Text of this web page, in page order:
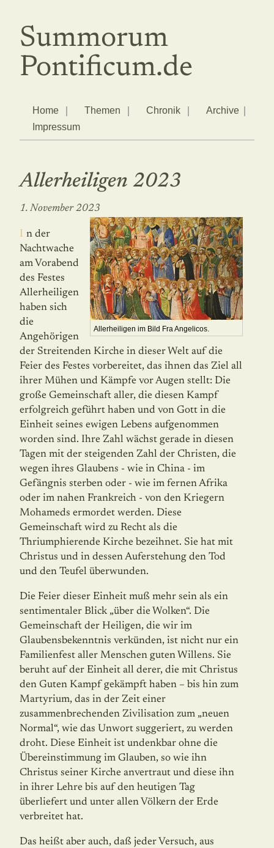
Summorum
Pontificum.de
Home Themen Chronik
Archive
Impressum
Allerheiligen 2023
1. November 2023
Allerheiligen im Bild Fra Angelicos.
In der
Nachtwache
am Vorabend
des Festes
Allerheiligen
haben sich
die
Angehörigen
der Streitenden Kirche in dieser Welt auf die
Feier des Festes vorbereitet, das ihnen das Ziel all
ihrer Mühen und Kämpfe vor Augen stellt: Die
große Gemeinschaft aller, die diesen Kampf
erfolgreich geführt haben und von Gott in die
Einheit seines ewigen Lebens aufgenommen
worden sind. Ihre Zahl wächst gerade in diesen
Tagen mit der steigenden Zahl der Christen, die
wegen ihres Glaubens - wie in China - im
Gefängnis sterben oder - wie im fernen Afrika
oder im nahen Frankreich - von den Kriegern
Mohameds ermordet werden. Diese
Gemeinschaft wird zu Recht als die
Thriumphierende Kirche bezeihnet. Sie hat mit
Christus und in dessen Auferstehung den Tod
und den Teufel überwunden.
Die Feier dieser Einheit muß mehr sein als ein
sentimentaler Blick „über die Wolken“. Die
Gemeinschaft der Heiligen, die wir im
Glaubensbekenntnis verkünden, ist nicht nur ein
Familienfest aller Menschen guten Willens. Sie
beruht auf der Einheit all derer, die mit Christus
den Guten Kampf gekämpft haben – bis hin zum
Martyrium, das in der Zeit einer
zusammenbrechenden Zivilisation zum „neuen
Normal“, wie das Unwort suggeriert, zu werden
droht. Diese Einheit ist undenkbar ohne die
Übereinstimmung im Glauben, so wie ihn
Christus seiner Kirche anvertraut und diese ihn
in ihrer Lehre bis auf den heutigen Tag
überliefert und unter allen Völkern der Erde
verbreitet hat.
Das heißt aber auch, daß jeder Versuch, aus